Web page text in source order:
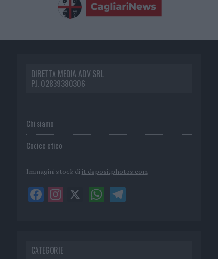
DIRETTA MEDIA ADV SRL
P.I. 02839380306
Chi siamo
Codice etico
Immagini stock di it.depositphotos.com
CATEGORIE